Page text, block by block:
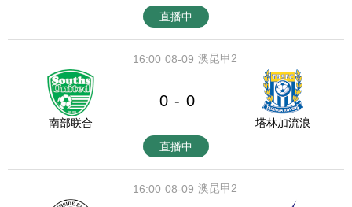
直播中
08-09
16:00 澳昆甲2
南部联合
0 - 0
塔林加流浪
直播中
08-09
16:00 澳昆甲2